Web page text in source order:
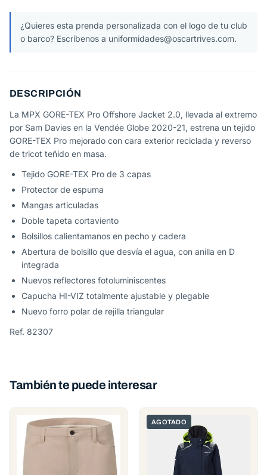
¿Quieres esta prenda personalizada con el logo de tu club
o barco? Escríbenos a uniformidades@oscartrives.com.
DESCRIPCIÓN
La MPX GORE-TEX Pro Offshore Jacket 2.0, llevada al extremo
por Sam Davies en la Vendée Globe 2020-21, estrena un tejido
GORE-TEX Pro mejorado con cara exterior reciclada y reverso
de tricot teñido en masa.
Tejido GORE-TEX Pro de 3 capas
Protector de espuma
Mangas articuladas
Doble tapeta cortaviento
Bolsillos calientamanos en pecho y cadera
Abertura de bolsillo que desvía el agua, con anilla en D
integrada
Nuevos reflectores fotoluminiscentes
Capucha HI-VIZ totalmente ajustable y plegable
Nuevo forro polar de rejilla triangular
Ref. 82307
También te puede interesar
AGOTADO